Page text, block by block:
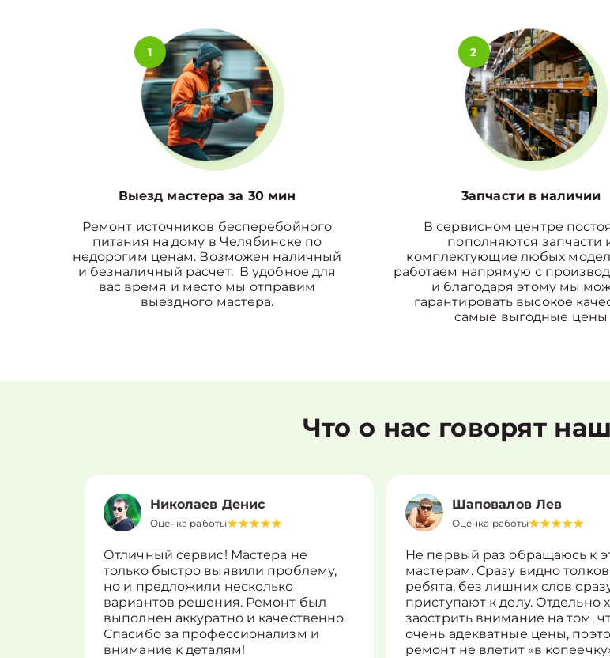
1
Выезд мастера за 30 мин
Ремонт источников бесперебойного
питания на дому в Челябинске по
недорогим ценам. Возможен наличный
и безналичный расчет. В удобное для
вас время и место мы отправим
выездного мастера.
2
3апчасти в наличии
В сервисном центре
пополняются запчасти
комплектующие любых
работаем напрямую с
и благодаря этому мы
гарантировать высокое
самые выгодные цены
Что о нас говорят
Николаев Денис
Оценка работы
Отличный сервис! Мастера не
только быстро выявили проблему,
но и предложили несколько
вариантов решения. Ремонт был
выполнен аккуратно и качественно.
Спасибо за профессионализм и
внимание к деталям!
Шаповалов Лев
Оценка работы
Не первый раз обращаюсь к
мастерам. Сразу видно
ребята, без лишних слов
приступают к делу. Отдельно
заострить внимание на том,
очень адекватные цены,
ремонт не влетит «в